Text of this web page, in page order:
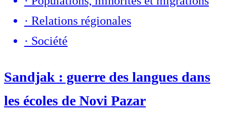
· Relations régionales
· Société
Sandjak : guerre des langues dans
les écoles de Novi Pazar